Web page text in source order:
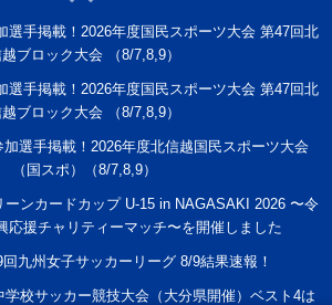
選手掲載！2026年度国民スポーツ大会 第47回北
ブロック大会 （8/7,8,9）
選手掲載！2026年度国民スポーツ大会 第47回北
ブロック大会 （8/7,8,9）
加選手掲載！2026年度北信越国民スポーツ大会
（国スポ）（8/7,8,9）
ーンカードカップ U-15 in NAGASAKI 2026 〜令
応援チャリティーマッチ〜を開催しました
九州女子サッカーリーグ 8/9結果速報！
学校サッカー競技大会（大分県開催）ベスト4は